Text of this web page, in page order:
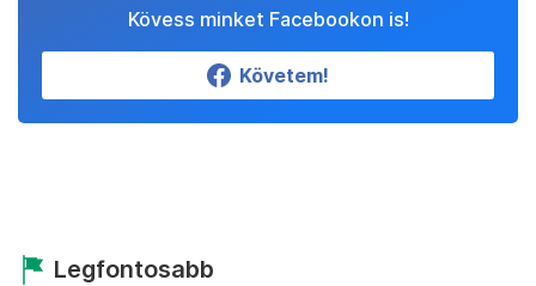
Kövess minket Facebookon is!
Követem!
Legfontosabb